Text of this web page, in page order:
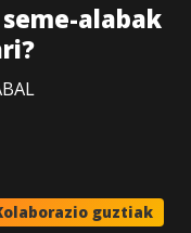
alabak
guztiak